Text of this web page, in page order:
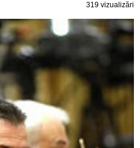
319 vizualizări